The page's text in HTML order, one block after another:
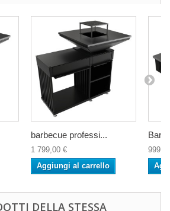
barbecue professi...
1 799,00 €
Aggiungi al carrello
DELLA STESSA